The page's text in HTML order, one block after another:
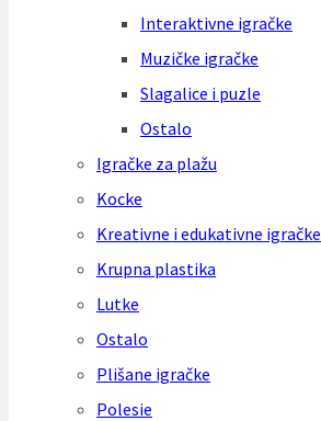
Interaktivne igračke
Muzičke igračke
Slagalice i puzle
Ostalo
Igračke za plažu
Kocke
Kreativne i edukativne igračke
Krupna plastika
Lutke
Ostalo
Plišane igračke
Polesie